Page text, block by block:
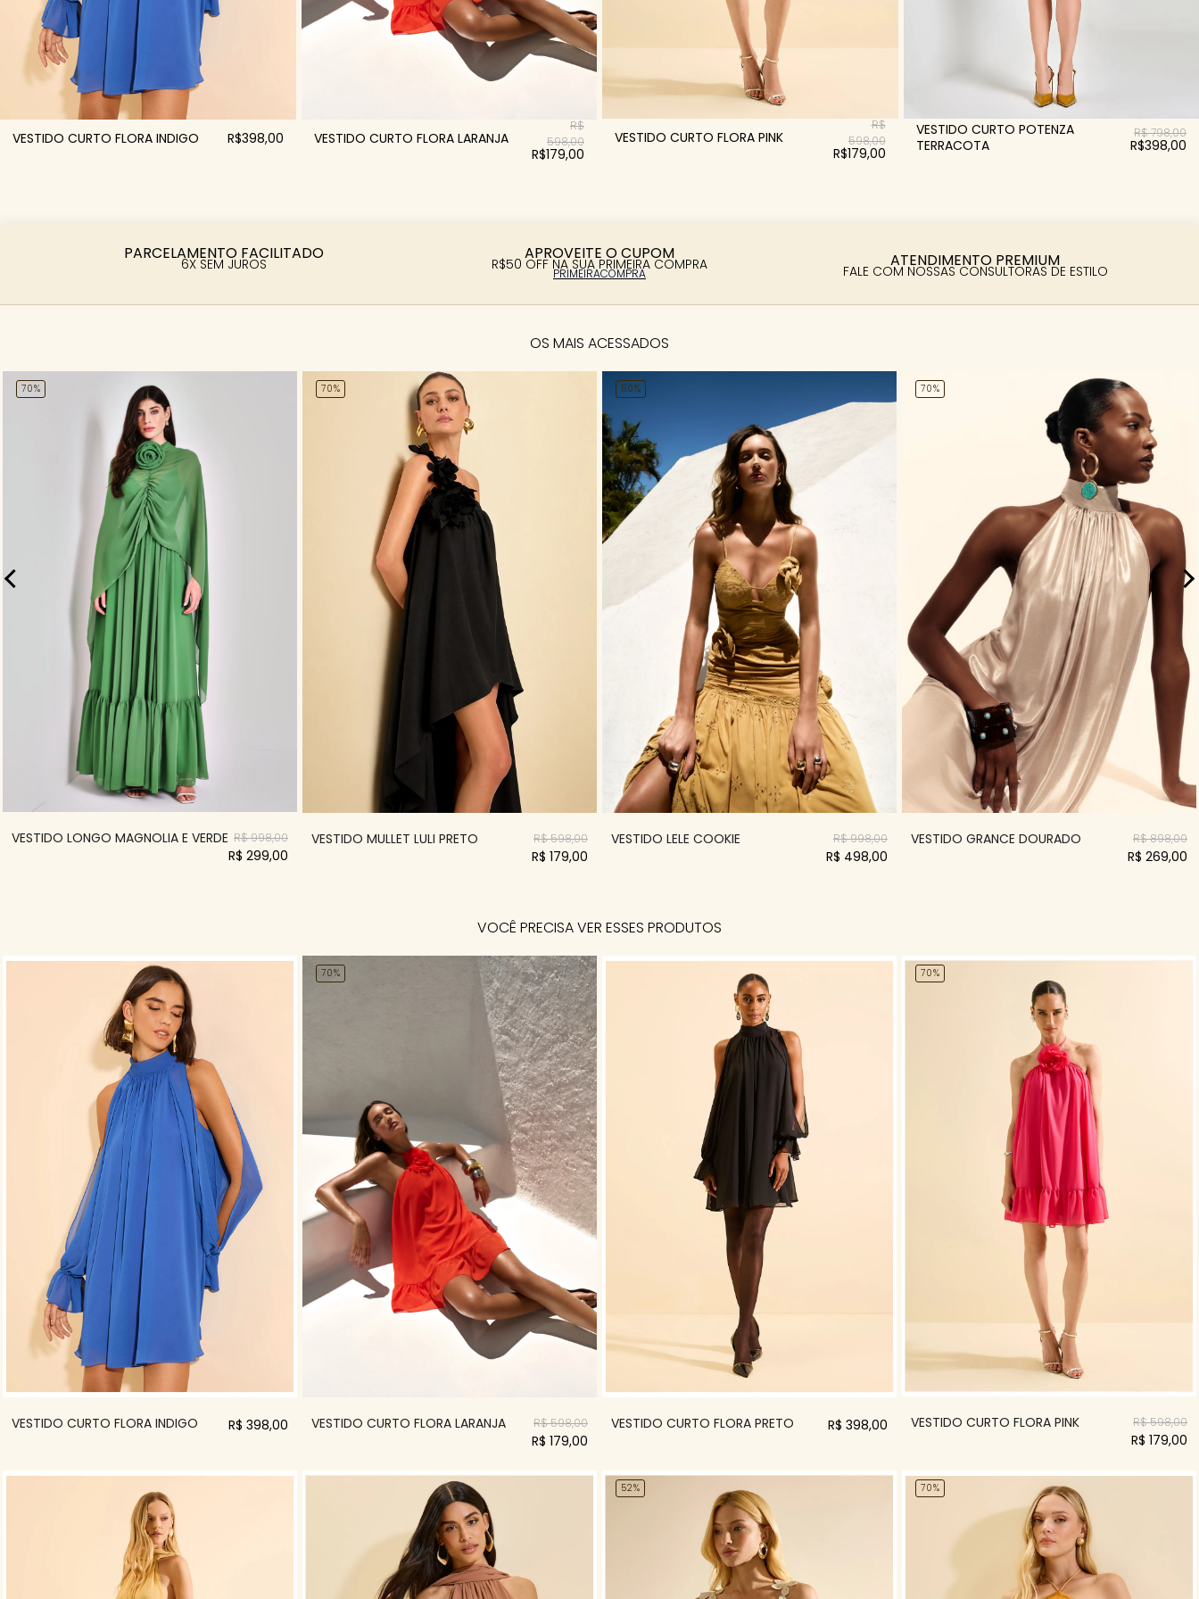
VESTIDO CURTO FLORA INDIGO R$398,00 VESTIDO CURTO FLORA LARANJA
R$
598,00
R$179,00
VESTIDO CURTO FLORA PINK
R$
598,00
R$179,00
VESTIDO CURTO POTENZA
TERRACOTA
R$ 798,00
R$398,00
PARCELAMENTO FACILITADO
6X SEM JUROS
APROVEITE O CUPOM
R$50 OFF NA SUA PRIMEIRA COMPRA
PRIMEIRACOMPRA
ATENDIMENTO PREMIUM
FALE COM NOSSAS CONSULTORAS DE ESTILO
OS MAIS ACESSADOS
70%
VESTIDO LONGO MAGNOLIA E VERDE R$ 998,00
R$ 299,00
70%
VESTIDO MULLET LULI PRETO R$ 598,00
R$ 179,00
50%
VESTIDO LELE COOKIE R$ 998,00
R$ 498,00
70%
VESTIDO GRANCE DOURADO R$ 898,00
R$ 269,00
VOCÊ PRECISA VER ESSES PRODUTOS
VESTIDO CURTO FLORA INDIGO R$ 398,00
70%
VESTIDO CURTO FLORA LARANJA R$ 598,00
R$ 179,00
VESTIDO CURTO FLORA PRETO R$ 398,00
70%
VESTIDO CURTO FLORA PINK R$ 598,00
R$ 179,00
52% 70%